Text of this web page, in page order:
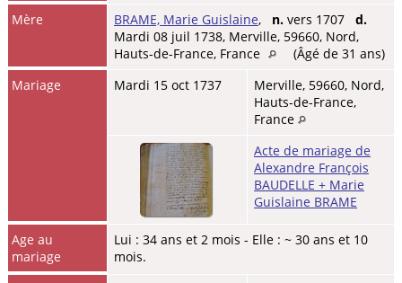
Mère
BRAME, Marie Guislaine, n. vers 1707 d.
Mardi 08 juil 1738, Merville, 59660, Nord,
Hauts-de-France, France
(Âgé de 31 ans)
Mariage
Mardi 15 oct 1737
Merville, 59660, Nord,
Hauts-de-France,
France
Acte de mariage de
Alexandre François
BAUDELLE + Marie
Guislaine BRAME
Age au
mariage
Lui : 34 ans et 2 mois - Elle : ~ 30 ans et 10
mois.